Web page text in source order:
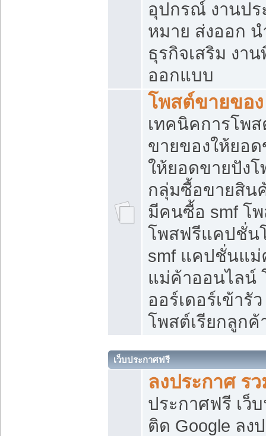
อุปกรณ์ งานป
หมาย ส่งออก น
ธุรกิจเสริม งา
ออกแบบ
โพสต์ขายของ
เทคนิคการโพ
ขายของให้ยอ
ให้ยอดขายปัง
กลุ่มซื้อขายสิน
มีคนซื้อ smf โ
โพสฟรีแคปชั่น
smf แคปชั่นแ
แม่ค้าออนไลน์
ออร์เดอร์เข้ารั
โพสต์เรียกลูกค้
เว็บประกาศฟรี
ลงประกาศ ร
ประกาศฟรี เว็
ติด Google ลง